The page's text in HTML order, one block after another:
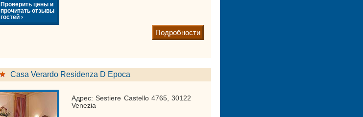
Проверить цены и
прочитать отзывы
гостей ›
Подробности
Casa Verardo Residenza D Epoca
Адрес: Sestiere Castello 4765, 30122
Venezia